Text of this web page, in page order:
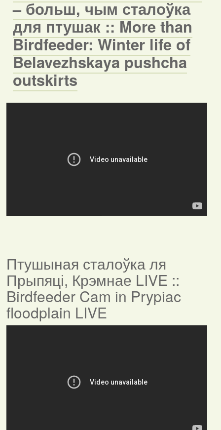
– больш, чым сталоўка
для птушак :: More than
Birdfeeder: Winter life of
Belavezhskaya pushcha
outskirts
Птушыная сталоўка ля
Прыпяці, Крэмнае LIVE ::
Birdfeeder Cam in Prypiac
floodplain LIVE